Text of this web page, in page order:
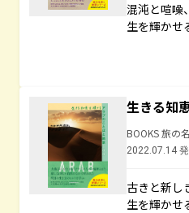
混沌と喧噪
生を輝かせ
生きる知
BOOKS 旅の
2022.07.14
古きと新し
生を輝かせ